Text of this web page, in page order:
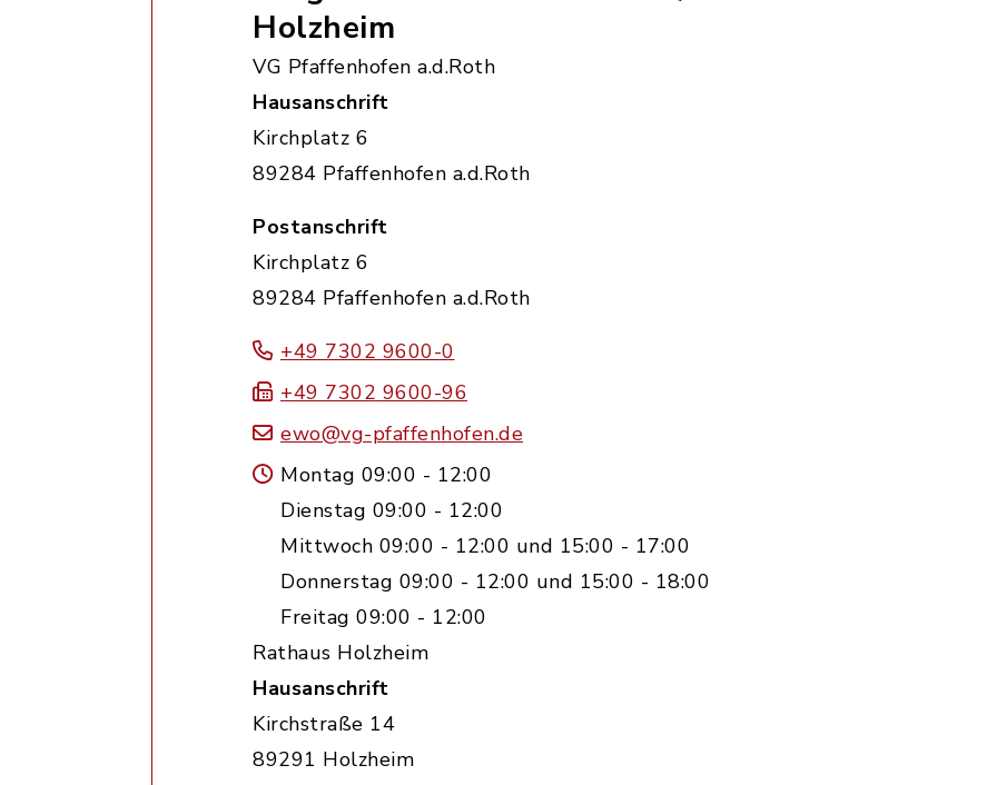
Holzheim
VG Pfaffenhofen a.d.Roth
Hausanschrift
Kirchplatz 6
89284 Pfaffenhofen a.d.Roth
Postanschrift
Kirchplatz 6
89284 Pfaffenhofen a.d.Roth
+49 7302 9600-0
+49 7302 9600-96
ewo@vg-pfaffenhofen.de
Montag 09:00 - 12:00
Dienstag 09:00 - 12:00
Mittwoch 09:00 - 12:00 und 15:00 - 17:00
Donnerstag 09:00 - 12:00 und 15:00 - 18:00
Freitag 09:00 - 12:00
Rathaus Holzheim
Hausanschrift
Kirchstraße 14
89291 Holzheim